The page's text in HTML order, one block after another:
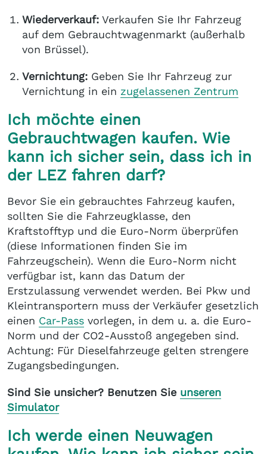
Wiederverkauf: Verkaufen Sie Ihr Fahrzeug
auf dem Gebrauchtwagenmarkt (außerhalb
von Brüssel).
Vernichtung: Geben Sie Ihr Fahrzeug zur
Vernichtung in ein zugelassenen Zentrum
Ich möchte einen
Gebrauchtwagen kaufen. Wie
kann ich sicher sein, dass ich in
der LEZ fahren darf?
Bevor Sie ein gebrauchtes Fahrzeug kaufen,
sollten Sie die Fahrzeugklasse, den
Kraftstofftyp und die Euro-Norm überprüfen
(diese Informationen finden Sie im
Fahrzeugschein). Wenn die Euro-Norm nicht
verfügbar ist, kann das Datum der
Erstzulassung verwendet werden. Bei Pkw und
Kleintransportern muss der Verkäufer gesetzlich
einen Car-Pass vorlegen, in dem u. a. die Euro-
Norm und der CO2-Ausstoß angegeben sind.
Achtung: Für Dieselfahrzeuge gelten strengere
Zugangsbedingungen.
Sind Sie unsicher? Benutzen Sie unseren
Simulator
Ich werde einen Neuwagen